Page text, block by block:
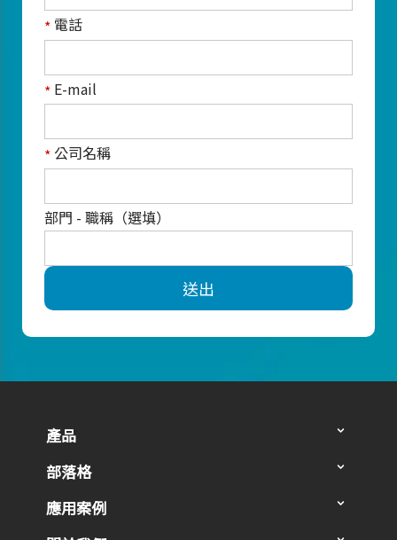
* 電話
* E-mail
* 公司名稱
部門 - 職稱（選填）
送出
產品
部落格
應用案例